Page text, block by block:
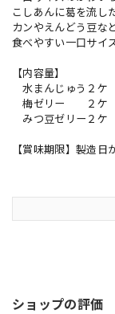
こしあんに葛を流し
カンやえんどう豆な
食べやすい一口サイ
【内容量】
水まんじゅう２ケ
梅ゼリー ２ケ
みつ豆ゼリー２ケ
【賞味期限】製造日
ショップの評価